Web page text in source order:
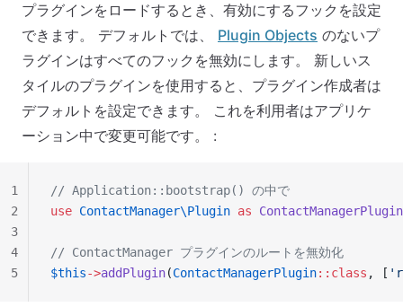
プラグインをロードするとき、有効にするフックを設定
できます。 デフォルトでは、 Plugin Objects のないプ
ラグインはすべてのフックを無効にします。 新しいス
タイルのプラグインを使用すると、プラグイン作成者は
デフォルトを設定できます。 これを利用者はアプリケ
ーション中で変更可能です。 :
// Application::bootstrap() の中で
use ContactManager\Plugin as ContactManagerPlugin
// ContactManager プラグインのルートを無効化
$this->addPlugin(ContactManagerPlugin::class , [
1
2
3
4
5